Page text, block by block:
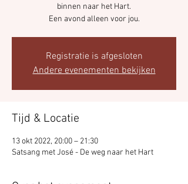
binnen naar het Hart.
Een avond alleen voor jou.
Registratie is afgesloten
Andere evenementen bekijken
Tijd & Locatie
13 okt 2022, 20:00 – 21:30
Satsang met José - De weg naar het Hart